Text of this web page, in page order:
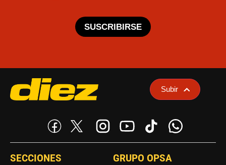
SUSCRIBIRSE
Subir
SECCIONES GRUPO OPSA